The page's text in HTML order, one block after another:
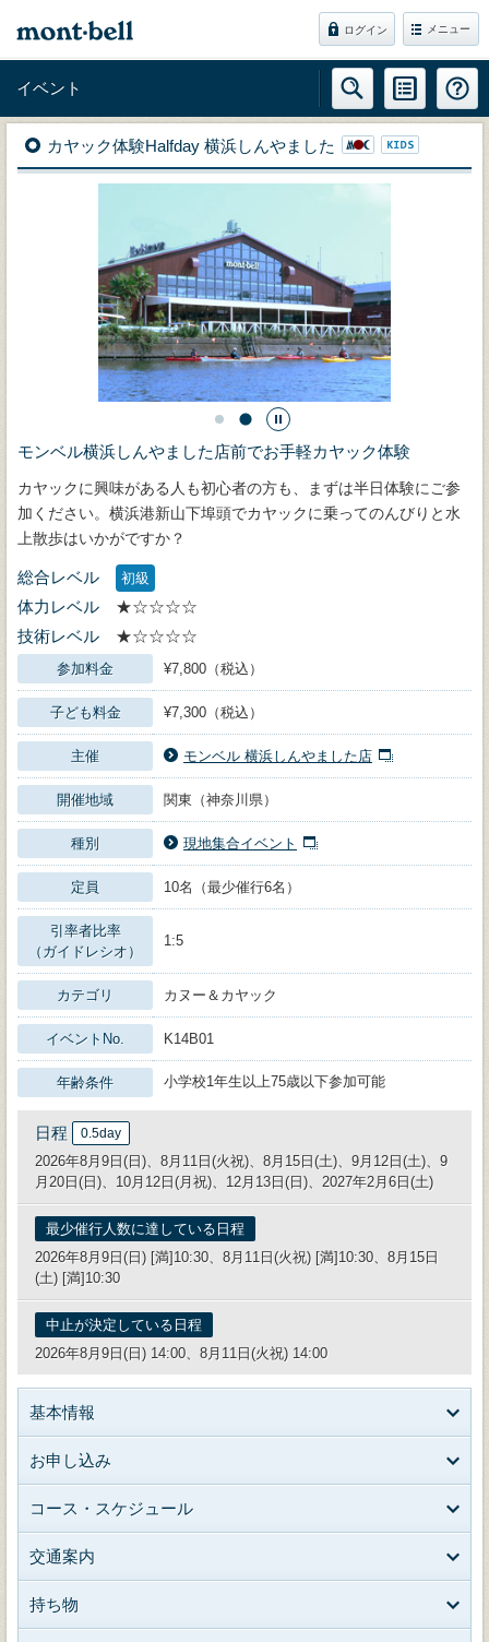
ログイン メニュー
イベント
カヤック体験Halfday 横浜しんやました
モンベル横浜しんやました店前でお手軽カヤック体験
カヤックに興味がある人も初心者の方も、まずは半日体験にご参
加ください。横浜港新山下埠頭でカヤックに乗ってのんびりと水
上散歩はいかがですか？
総合レベル 初級
体力レベル
★☆☆☆☆
技術レベル
★☆☆☆☆
参加料金 ¥7,800（税込）
子ども料金 ¥7,300（税込）
主催 モンベル 横浜しんやました店
開催地域 関東（神奈川県）
種別 現地集合イベント
定員 10名（最少催行6名）
引率者比率
（ガイドレシオ）
1:5
カテゴリ カヌー＆カヤック
イベントNo. K14B01
年齢条件 小学校1年生以上75歳以下参加可能
日程 0.5day
2026年8月9日(日)、8月11日(火祝)、8月15日(土)、9月12日(土)、9
月20日(日)、10月12日(月祝)、12月13日(日)、2027年2月6日(土)
最少催行人数に達している日程
2026年8月9日(日) [満]10:30、8月11日(火祝) [満]10:30、8月15日
(土) [満]10:30
中止が決定している日程
2026年8月9日(日) 14:00、8月11日(火祝) 14:00
基本情報
お申し込み
コース・スケジュール
交通案内
持ち物